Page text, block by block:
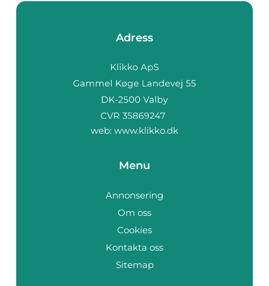
Adress
web: www.klikko.dk
Menu
Annonsering
Om oss
Cookies
Kontakta oss
Sitemap